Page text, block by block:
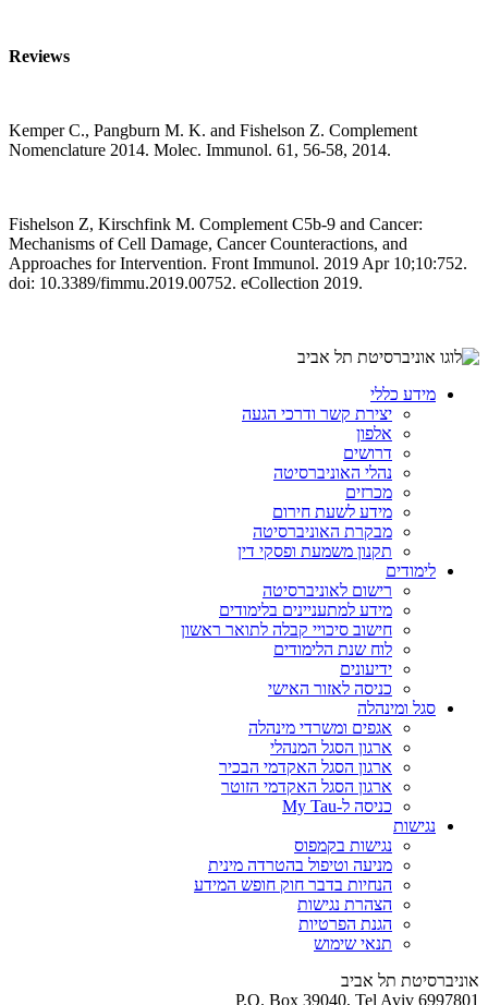
Reviews
Kemper C., Pangburn M. K. and Fishelson Z. Complement
Nomenclature 2014. Molec. Immunol. 61, 56-58, 2014.
Fishelson Z, Kirschfink M. Complement C5b-9 and Cancer:
Mechanisms of Cell Damage, Cancer Counteractions, and
Approaches for Intervention. Front Immunol. 2019 Apr 10;10:752.
doi: 10.3389/fimmu.2019.00752. eCollection 2019.
מידע כללי
יצירת קשר ודרכי הגעה
אלפון
דרושים
נהלי האוניברסיטה
מכרזים
מידע לשעת חירום
מבקרת האוניברסיטה
תקנון משמעת ופסקי דין
לימודים
רישום לאוניברסיטה
מידע למתעניינים בלימודים
חישוב סיכויי קבלה לתואר ראשון
לוח שנת הלימודים
ידיעונים
כניסה לאזור האישי
סגל ומינהלה
אגפים ומשרדי מינהלה
ארגון הסגל המנהלי
ארגון הסגל האקדמי הבכיר
ארגון הסגל האקדמי הזוטר
כניסה ל-My Tau
נגישות
נגישות בקמפוס
מניעה וטיפול בהטרדה מינית
הנחיות בדבר חוק חופש המידע
הצהרת נגישות
הגנת הפרטיות
תנאי שימוש
אוניברסיטת תל אביב
P.O. Box 39040, Tel Aviv 6997801